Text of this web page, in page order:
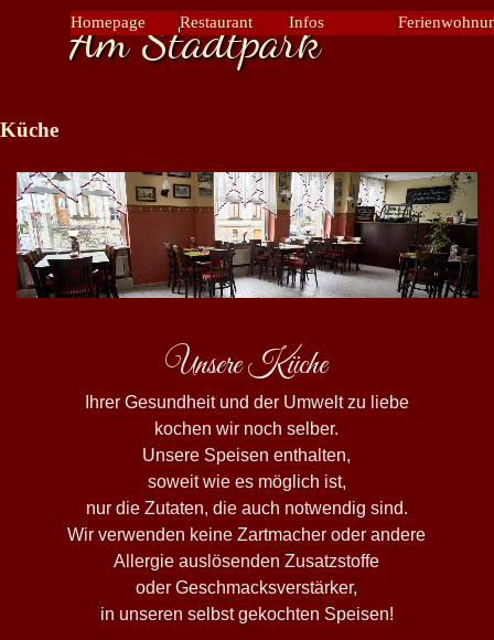
Direkt zum Seiteninhalt
Am Stadtpark Menü
Homepage Restaurant ▼
Infos ▼
Küche
Unsere Küche
Ihrer Gesundheit und der Umwelt zu liebe
kochen wir noch selber.
Unsere Speisen enthalten,
soweit wie es möglich ist,
nur die Zutaten, die auch notwendig sind.
Wir verwenden keine Zartmacher oder andere
Allergie auslösenden Zusatzstoffe
oder Geschmacksverstärker,
in unseren selbst gekochten Speisen!